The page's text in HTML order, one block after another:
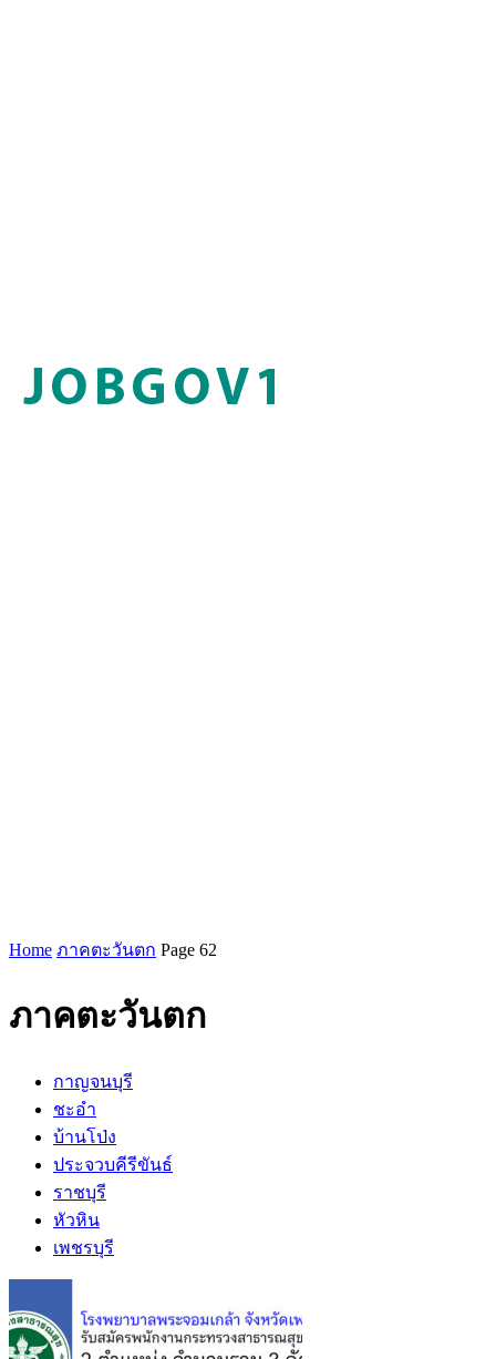
Home ภาคตะวันตก Page 62
ภาคตะวันตก
กาญจนบุรี
ชะอำ
บ้านโป่ง
ประจวบคีรีขันธ์
ราชบุรี
หัวหิน
เพชรบุรี